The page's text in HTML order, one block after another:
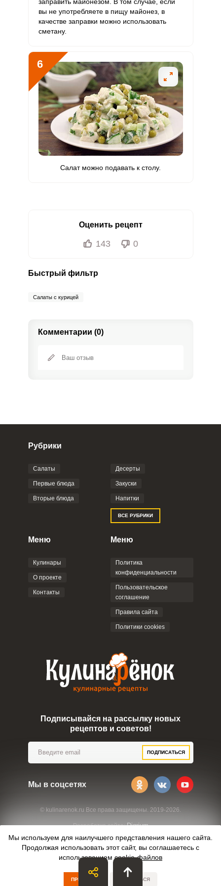
Ванадий 2.5 мкг 20 мкг 2 2.1
Молибден
вы не употребляете в пищу майонез, в
качестве заправки можно использовать
сметану.
6
Салат можно подавать к столу.
Оценить рецепт
143 0
Быстрый фильтр
Салаты с курицей
Комментарии (0)
Фото до 4 шт, до 5 mb
Отправляя эту форму, вы соглашаетесь с
Политикой
Пользовательским
соглашением
© kulinarenok.ru Все права защищены. 2019-2026.
Разработка сайта:Digrium
Рубрики
Салаты
Первые блюда
Вторые блюда
Десерты
Закуски
Напитки
ВСЕ РУБРИКИ
Меню
Кулинары
О проекте
Контакты
Меню
Политика
конфиденциальности
Пользовательское
соглашение
Правила сайта
Политики cookies
Подписывайся на рассылку новых
рецептов и советов!
ПОДПИСАТЬСЯ
Мы в соцсетях
Мы используем для наилучшего представления нашего сайта.
Продолжая использовать этот сайт, вы соглашаетесь с
использованиемcookie-файлов
ПРИНЯТЬ ОТКАЗАТЬСЯ